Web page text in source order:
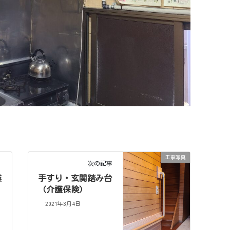
工事写真
次の記事
手すり・玄関踏み台
（介護保険）
2021年3月4日